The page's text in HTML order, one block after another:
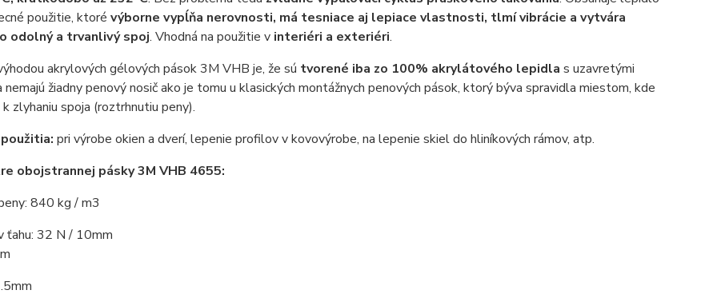
použitie, ktoré výborne vypĺňa nerovnosti, má tesniace aj lepiace vlastnosti, tlmí vibrácie a vytvára
odolný a trvanlivý spoj. Vhodná na použitie v interiéri a exteriéri.
akrylových gélových pások 3M VHB je, že sú tvorené iba zo 100% akrylátového lepidla s uzavretými
nemajú žiadny penový nosič ako je tomu u klasických montážnych penových pások, ktorý býva spravidla miestom, kde
zlyhaniu spoja (roztrhnutiu peny).
pri výrobe okien a dverí, lepenie profilov v kovovýrobe, na lepenie skiel do hliníkových rámov, atp.
obojstrannej pásky 3M VHB 4655:
840 kg / m3
ťahu: 32 N / 10mm